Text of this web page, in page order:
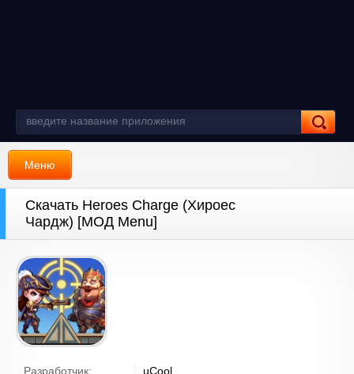
Меню
Скачать Heroes Charge (Хироес
Чардж) [МОД Menu]
Разработчик:
uCool